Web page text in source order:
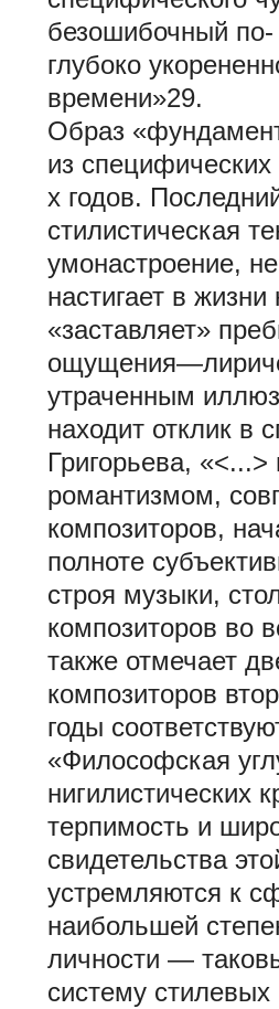
безошибочный по-
глубоко
времени»29.
Образ
из
х годов.
стилистическая
умонастроение,
настигает в
«заставляет»
утраченным
находит отклик в
Григорьева,
романтизмом,
композиторов,
полноте
строя музыки,
композиторов во
также отмечает
композиторов
годы
«Философская
нигилистических
терпимость и
свидетельства
устремляются к
наибольшей
личности —
систему